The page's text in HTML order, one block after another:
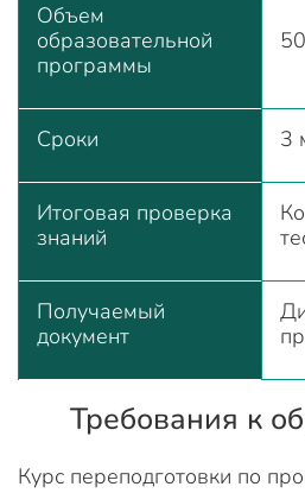
Объем
образовательной
программы
Сроки 3
Итоговая проверка
знаний
Получаемый
документ
Требования к
Курс переподготовки по